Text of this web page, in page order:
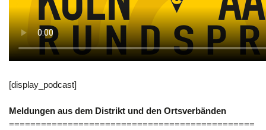
[display_podcast]
Meldungen aus dem Distrikt und den Ortsverbänden
==============================================